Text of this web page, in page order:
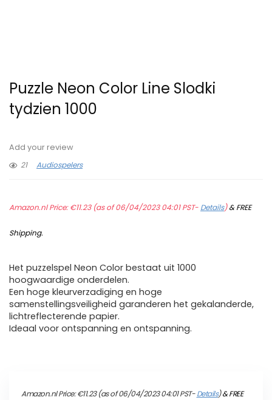
Puzzle Neon Color Line Slodki
tydzien 1000
Add your review
21
Audiospelers
Amazon.nl Price:€11.23(as of 06/04/2023 04:01 PST- Details)&FREE
Shipping.
Het puzzelspel Neon Color bestaat uit 1000
hoogwaardige onderdelen.
Een hoge kleurverzadiging en hoge
samenstellingsveiligheid garanderen het gekalanderde,
lichtreflecterende papier.
Ideaal voor ontspanning en ontspanning.
Amazon.nl Price:€11.23(as of 06/04/2023 04:01 PST-Details)&FREE